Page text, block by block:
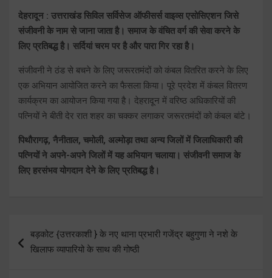
देहरादून : उत्तराखंड सिविल सर्विसेज ऑफीसर्स वाइव्स एसोसिएशन जिसे
संजीवनी के नाम से जाना जाता है। समाज के वंचित वर्ग की सेवा करने के
लिए प्रतिबद्ध है। सर्दियां चरम पर है और पारा गिर रहा है।
संजीवनी ने ठंड से बचने के लिए जरूरतमंदों को कंबल वितरित करने के लिए
एक अभियान आयोजित करने का फैसला किया। पूरे प्रदेश में कंबल वितरण
कार्यक्रम का आयोजन किया गया है। देहरादून में वरिष्ठ अधिकारियों की
पत्नियों ने बीती देर रात शहर का चक्कर लगाकर जरूरतमंदों को कंबल बांटे।
पिथौरागढ़, नैनीताल, चमोली, अल्मोड़ा तथा अन्य जिलों में जिलाधिकारी की
पत्नियों ने अपने-अपने जिलों में यह अभियान चलाया। संजीवनी समाज के
लिए हरसंभव योगदान देने के लिए प्रतिबद्ध है।
navigation
बड़कोट {उत्तरकाशी } के नए थाना प्रभारी गजेंद्र बहुगुणा ने नशे के
खिलाफ व्यापारियो के साथ की गोष्ठी